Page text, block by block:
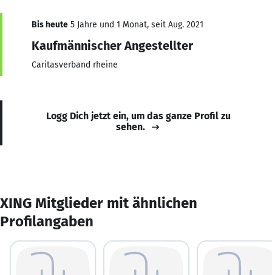
Bis heute 5 Jahre und 1 Monat, seit Aug. 2021
Kaufmännischer Angestellter
Caritasverband rheine
Logg Dich jetzt ein, um das ganze Profil zu
sehen.
XING Mitglieder mit ähnlichen
Profilangaben